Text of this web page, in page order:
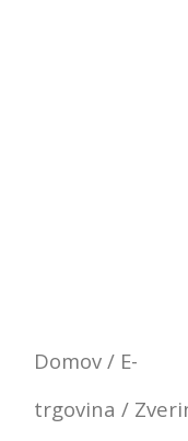
Domov/ E-
trgovina /